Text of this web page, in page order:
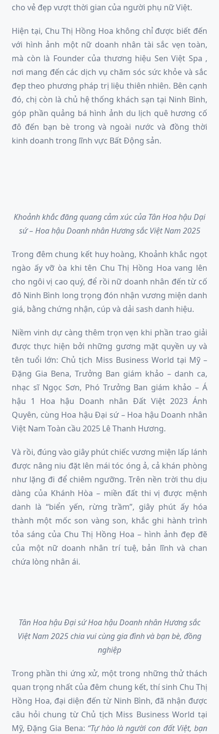
cho vẻ đẹp vượt thời gian của người phụ nữ Việt.
Hiện tại, Chu Thị Hồng Hoa không chỉ được biết đến
với hình ảnh một nữ doanh nhân tài sắc vẹn toàn,
mà còn là Founder của thương hiệu Sen Việt Spa ,
nơi mang đến các dịch vụ chăm sóc sức khỏe và sắc
đẹp theo phương pháp trị liệu thiên nhiên. Bên cạnh
đó, chị còn là chủ hệ thống khách sạn tại Ninh Bình,
góp phần quảng bá hình ảnh du lịch quê hương cố
đô đến bạn bè trong và ngoài nước và đồng thời
kinh doanh trong lĩnh vực Bất Động sản.
Khoảnh khắc đăng quang cảm xúc của Tân Hoa hậu Dại
sứ– Hoa hậu Doanh nhân Hương sắc Việt Nam 2025
Trong đêm chung kết huy hoàng, Khoảnh khắc ngọt
ngào ấy vỡ òa khi tên Chu Thị Hồng Hoa vang lên
cho ngôi vị cao quý, để rồi nữ doanh nhân đến từ cố
đô Ninh Bình long trọng đón nhận vương miện danh
giá, bằng chứng nhận, cúp và dải sash danh hiệu.
Niềm vinh dự càng thêm trọn vẹn khi phần trao giải
được thực hiện bởi những gương mặt quyền uy và
tên tuổi lớn: Chủ tịch Miss Business World tại Mỹ –
Đặng Gia Bena, Trưởng Ban giám khảo – danh ca,
nhạc sĩ Ngọc Sơn, Phó Trưởng Ban giám khảo – Á
hậu 1 Hoa hậu Doanh nhân Đất Việt 2023 Ánh
Quyên, cùng Hoa hậu Đại sứ – Hoa hậu Doanh nhân
Việt Nam Toàn cầu 2025 Lê Thanh Hương.
Và rồi, đúng vào giây phút chiếc vương miện lấp lánh
được nâng niu đặt lên mái tóc óng ả, cả khán phòng
như lặng đi để chiêm ngưỡng. Trên nền trời thu dịu
dàng của Khánh Hòa – miền đất thi vị được mệnh
danh là “biển yến, rừng trầm”, giây phút ấy hóa
thành một mốc son vàng son, khắc ghi hành trình
tỏa sáng của Chu Thị Hồng Hoa – hình ảnh đẹp đẽ
của một nữ doanh nhân trí tuệ, bản lĩnh và chan
chứa lòng nhân ái.
Tân Hoa hậu Đại sứ Hoa hậu Doanh nhân Hương sắc
Việt Nam 2025 chia vui cùng gia đình và bạn bè, đồng
nghiệp
Trong phần thi ứng xử, một trong những thử thách
quan trọng nhất của đêm chung kết, thí sinh Chu Thị
Hồng Hoa, đại diện đến từ Ninh Bình, đã nhận được
câu hỏi chung từ Chủ tịch Miss Business World tại
Mỹ, Đặng Gia Bena: “Tự hào là người con đất Việt, bạn